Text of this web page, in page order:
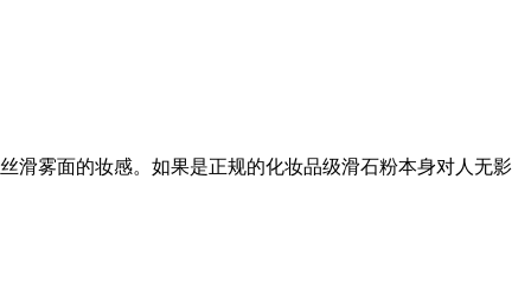
滑雾面的妆感。如果是正规的化妆品级滑石粉本身对人无影